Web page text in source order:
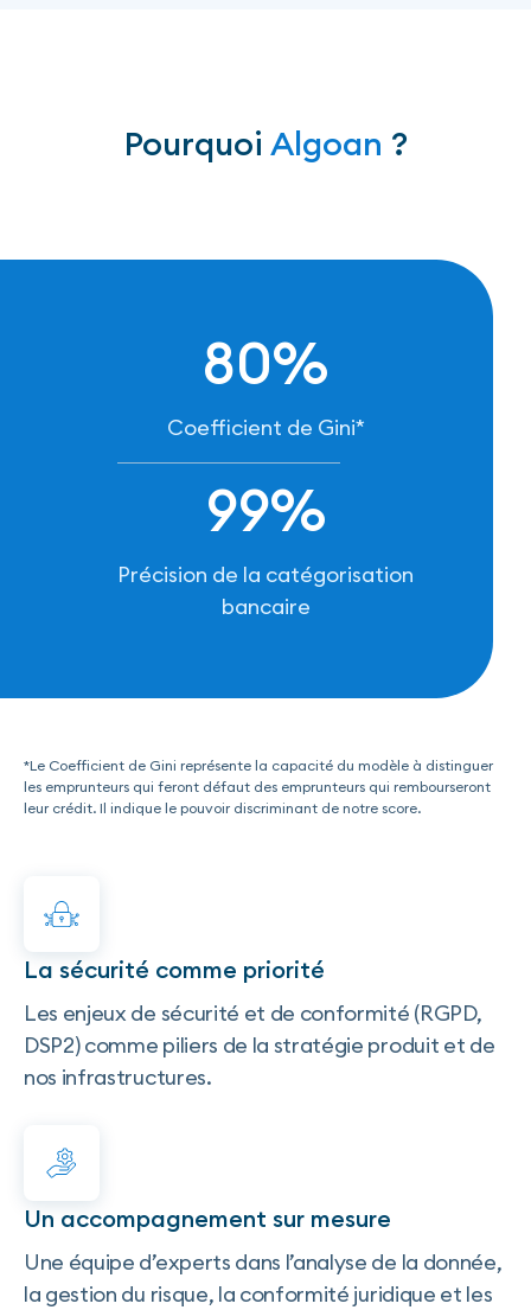
Pourquoi Algoan ?
80%
Coefficient de Gini*
99%
Précision de la catégorisation
bancaire
*Le Coefficient de Gini représente la capacité du modèle à distinguer
les emprunteurs qui feront défaut des emprunteurs qui rembourseront
leur crédit. Il indique le pouvoir discriminant de notre score.
La sécurité comme priorité
Les enjeux de sécurité et de conformité (RGPD,
DSP2) comme piliers de la stratégie produit et de
nos infrastructures.
Un accompagnement sur mesure
Une équipe d’experts dans l’analyse de la donnée,
la gestion du risque, la conformité juridique et les